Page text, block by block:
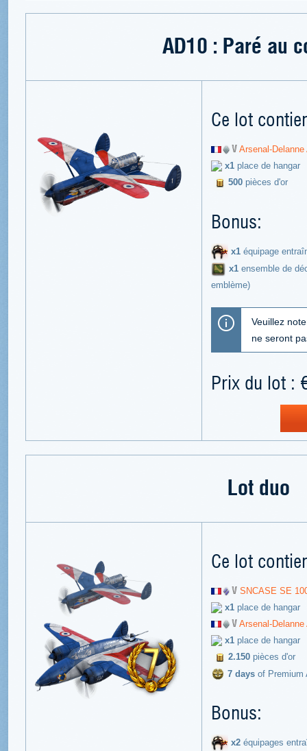
AD10 : Paré au
Ce lot
Arsenal-Delanne
x1 place de hangar
500 pièces d'or
Bonus:
x1 équipage
х1 ensemble de
emblème)
Veuillez
ne seront
Prix du lot :
Lot duo
Ce lot
SNCASE SE
x1 place de hangar
Arsenal-Delanne
x1 place de hangar
2.150 pièces d'or
7 days of Premium
Bonus:
x2 équipages